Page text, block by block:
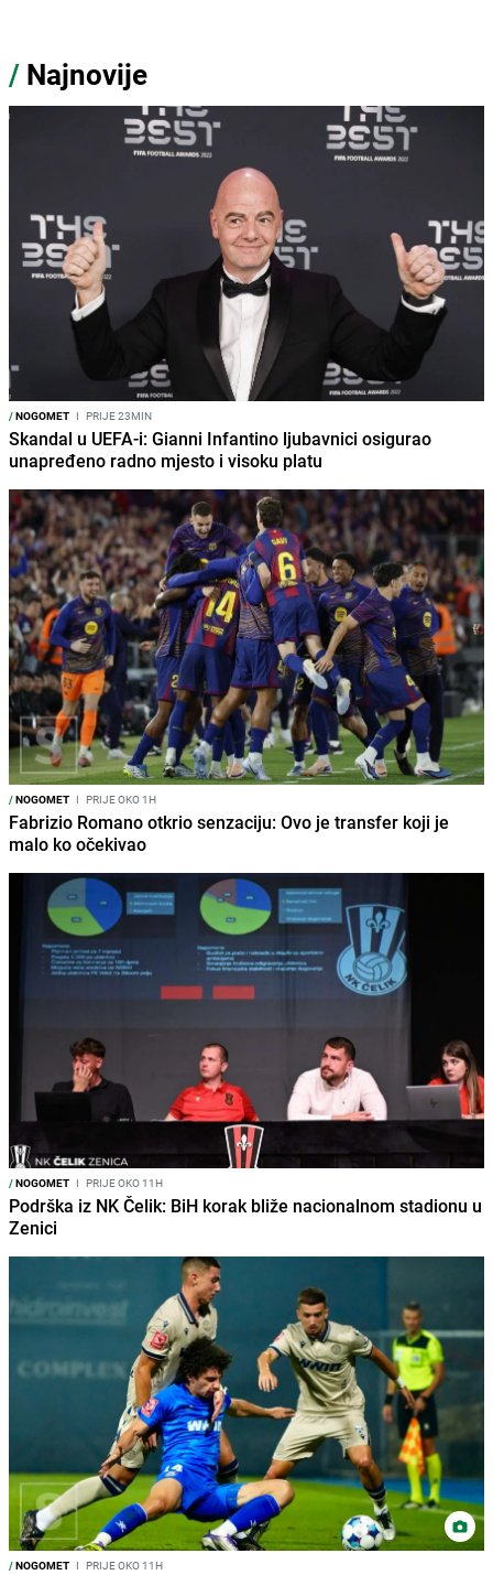
/ Najnovije
/NOGOMET I PRIJE 23MIN
Skandal u UEFA-i: Gianni Infantino ljubavnici osigurao
unapređeno radno mjesto i visoku platu
/NOGOMET I PRIJE OKO 1H
Fabrizio Romano otkrio senzaciju: Ovo je transfer koji je
malo ko očekivao
/NOGOMET I PRIJE OKO 11H
Podrška iz NK Čelik: BiH korak bliže nacionalnom stadionu u
Zenici
/NOGOMET I PRIJE OKO 11H